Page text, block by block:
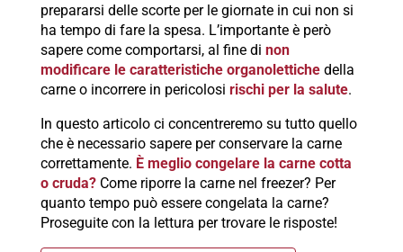
prepararsi delle scorte per le giornate in cui non si
ha tempo di fare la spesa. L’importante è però
sapere come comportarsi, al fine di non
modificare le caratteristiche organolettichedella
carne o incorrere in pericolosi rischi per la salute.
In questo articolo ci concentreremo su tutto quello
che è necessario sapere per conservare la carne
correttamente. È meglio congelare la carne cotta
o cruda?Come riporre la carne nel freezer? Per
quanto tempo può essere congelata la carne?
Proseguite con la lettura per trovare le risposte!